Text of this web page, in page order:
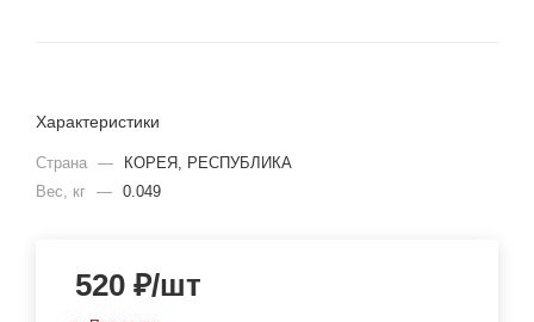
Характеристики
Страна —
КОРЕЯ, РЕСПУБЛИКА
Вес, кг — 0.049
520 ₽/шт